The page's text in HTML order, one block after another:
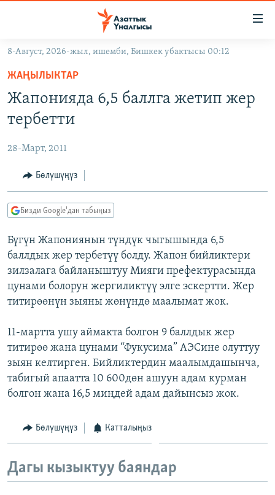
Навигацияга
өтүңүз
Издөөгө
салыңызКЫРГЫЗСТАН
ЭКОНОМИКА
МАДАНИЯТ
ДҮЙНӨ
БОРБОР АЗИЯ
УКРАИНА
АТАЙЫН ИЛИКТӨӨ
ТВ ПРОГРАММАЛАР
ЭКСПЕРТТЕР ТАЛДАЙТ
БИЗ ЖАНА ДҮЙНӨ
ЭЖЕ-СИҢДИЛЕР
АЗАТТЫК+
ЫҢГАЙСЫЗ СУРООЛОР
ӨЗГӨЧӨ ПИКИР
Русский
ОНЛАЙН ШЕРИНЕ
ЭЕ/АРнун бардык сайттары
8-Август, 2026-жыл, ишемби, Бишкек убактысы 00:12
ЖАҢЫЛЫКТАР
Жапонияда 6,5 баллга жетип жер
тербетти
28-Март, 2011
Бөлүшүңүз
Бизди Google'дан табыңыз
Бүгүн Жапониянын түндүк чыгышында 6,5
баллдык жер тербетүү болду. Жапон бийликтери
зилзалага байланыштуу Мияги префектурасында
цунами болорун жергиликтүү элге эскертти. Жер
титирөөнүн зыяны жөнүндө маалымат жок.
11-мартта ушу аймакта болгон 9 баллдык жер
титирөө жана цунами “Фукусима” АЭСине олуттуу
зыян келтирген. Бийликтердин маалымдашынча,
табигый апаатта 10 600дөн ашуун адам курман
болгон жана 16,5 миңдей адам дайынсыз жок.
Бөлүшүңүз Катталыңыз
Дагы кызыктуу баяндар